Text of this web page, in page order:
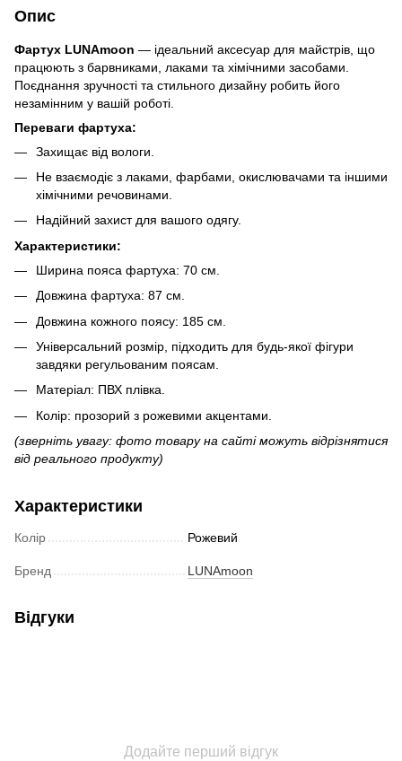
Опис
Фартух LUNAmoon — ідеальний аксесуар для майстрів, що
працюють з барвниками, лаками та хімічними засобами.
Поєднання зручності та стильного дизайну робить його
незамінним у вашій роботі.
Переваги фартуха:
Захищає від вологи.
Не взаємодіє з лаками, фарбами, окислювачами та іншими
хімічними речовинами.
Надійний захист для вашого одягу.
Характеристики:
Ширина пояса фартуха: 70 см.
Довжина фартуха: 87 см.
Довжина кожного поясу: 185 см.
Універсальний розмір, підходить для будь-якої фігури
завдяки регульованим поясам.
Матеріал: ПВХ плівка.
Колір: прозорий з рожевими акцентами.
(зверніть увагу: фото товару на сайті можуть відрізнятися
від реального продукту)
Характеристики
Колір Рожевий
Бренд LUNAmoon
Відгуки
Додайте перший відгук